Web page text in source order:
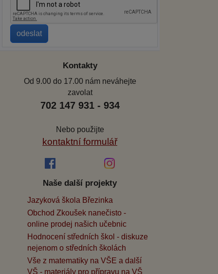
Kontakty
Od 9.00 do 17.00 nám neváhejte
zavolat
702 147 931 - 934
Nebo použijte
kontaktní formulář
Naše další projekty
Jazyková škola Březinka
Obchod Zkoušek nanečisto -
online prodej našich učebnic
Hodnocení středních škol - diskuze
nejenom o středních školách
Vše z matematiky na VŠE a další
VŠ - materiály pro přípravu na VŠ